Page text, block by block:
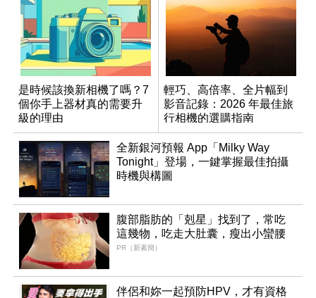
是時候該換新相機了嗎？7
個你手上器材真的需要升
級的理由
輕巧、高倍率、全片幅到
影音記錄：2026 年最佳旅
行相機的選購指南
全新銀河預報 App「Milky Way
Tonight」登場，一鍵掌握最佳拍攝
時機與構圖
腹部脂肪的「剋星」找到了，常吃
這幾物，吃走大肚囊，瘦出小蠻腰
PR（新素簡）
伴侶和妳一起預防HPV，才有資格